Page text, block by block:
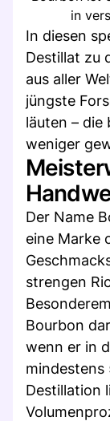
in
In diesen
Destillat zu
aus aller
jüngste
läuten – die
weniger
Der Name
eine Marke
strengen
Bourbon
wenn er in
mindestens
Destillation